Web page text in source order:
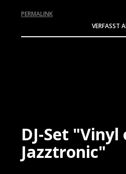
VERFASST
PERMALINK
DJ-Set "Vinyl
Jazztronic"